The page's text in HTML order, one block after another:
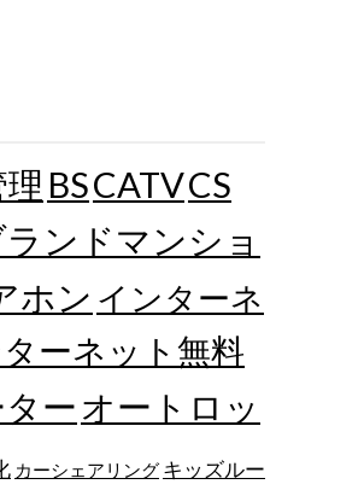
BSCATVCS
ランドマンショ
ホン インターネ
ーネット無料
ー オートロッ
カーシェアリング キッズルー